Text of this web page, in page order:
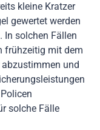
kleine Kratzer
gewertet werden
In solchen Fällen
frühzeitig mit dem
und
solche Fälle